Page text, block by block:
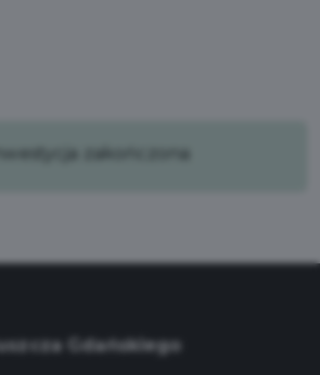
zakończona
Gdańskiego